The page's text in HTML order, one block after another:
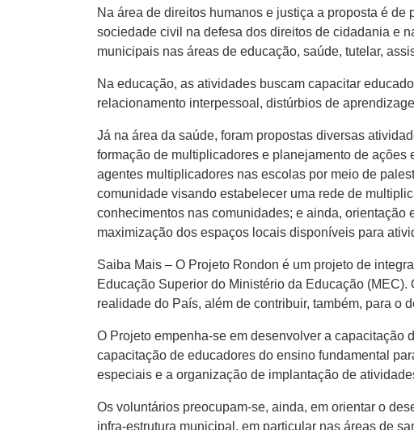
Na área de direitos humanos e justiça a proposta é
sociedade civil na defesa dos direitos de cidadania e
municipais nas áreas de educação, saúde, tutelar,
Na educação, as atividades buscam capacitar
relacionamento interpessoal, distúrbios de
Já na área da saúde, foram propostas diversas
formação de multiplicadores e planejamento de
agentes multiplicadores nas escolas por meio de
comunidade visando estabelecer uma rede de
conhecimentos nas comunidades; e ainda,
maximização dos espaços locais disponíveis para
Saiba Mais – O Projeto Rondon é um projeto de
Educação Superior do Ministério da Educação
realidade do País, além de contribuir, também, para o
O Projeto empenha-se em desenvolver a capacitação
capacitação de educadores do ensino fundamental
especiais e a organização de implantação de
Os voluntários preocupam-se, ainda, em orientar o
infra-estrutura municipal, em particular nas áreas de